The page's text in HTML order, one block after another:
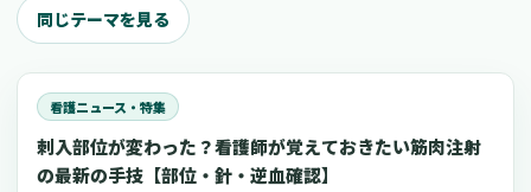
同じテーマを見る
看護ニュース・特集
刺入部位が変わった？看護師が覚えておきたい筋肉注射
の最新の手技【部位・針・逆血確認】